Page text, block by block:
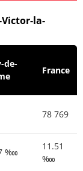
la-
de-
France
78 769
‱
11.51
‱